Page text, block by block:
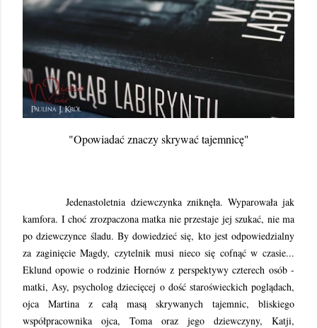
"Opowiadać znaczy skrywać tajemnicę"
Jedenastoletnia dziewczynka zniknęła. Wyparowała jak
kamfora. I choć zrozpaczona matka nie przestaje jej szukać, nie ma
po dziewczynce śladu. By dowiedzieć się, kto jest odpowiedzialny
za zaginięcie Magdy, czytelnik musi nieco się cofnąć w czasie...
Eklund opowie o rodzinie Hornów z perspektywy czterech osób -
matki, Asy, psycholog dziecięcej o dość staroświeckich poglądach,
ojca Martina z całą masą skrywanych tajemnic, bliskiego
współpracownika ojca, Toma oraz jego dziewczyny, Katji,